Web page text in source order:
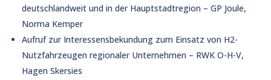
deutschlandweit und in der Hauptstadtregion – GP Joule,
Norma Kemper
Aufruf zur Interessensbekundung zum Einsatz von H2-
Nutzfahrzeugen regionaler Unternehmen – RWK O-H-V,
Hagen Skersies